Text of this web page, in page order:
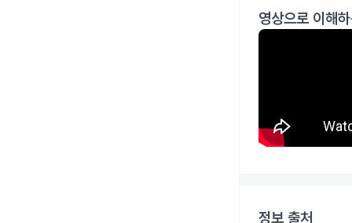
영상으로 이해
정보 출처